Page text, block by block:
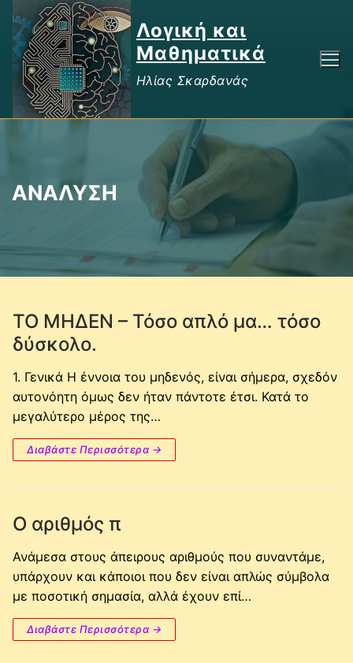
Μετάβαση
στο
περιεχόμενο
Λογική και
Μαθηματικά
Ηλίας Σκαρδανάς
ΑΝΑΛΥΣΗ
ΤΟ ΜΗΔΕΝ – Τόσο απλό μα… τόσο
δύσκολο.
1. Γενικά Η έννοια του μηδενός, είναι σήμερα, σχεδόν
αυτονόητη όμως δεν ήταν πάντοτε έτσι. Κατά το
μεγαλύτερο μέρος της…
Διαβάστε Περισσότερα →
Ο αριθμός π
Ανάμεσα στους άπειρους αριθμούς που συναντάμε,
υπάρχουν και κάποιοι που δεν είναι απλώς σύμβολα
με ποσοτική σημασία, αλλά έχουν επί…
Διαβάστε Περισσότερα →